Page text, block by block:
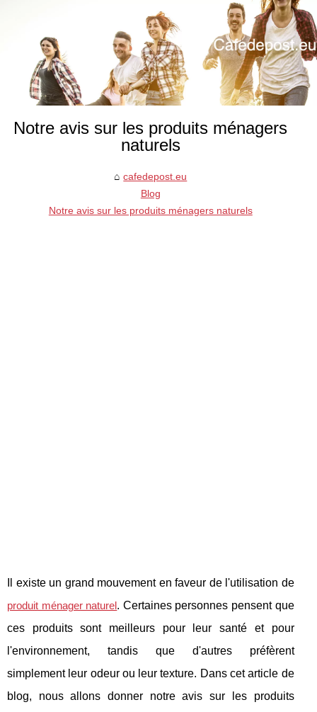
Notre avis sur les produits ménagers
naturels
cafedepost.eu
Blog
Notre avis sur les produits ménagers naturels
Il existe un grand mouvement en faveur de l'utilisation de
produit ménager naturel. Certaines personnes pensent que
ces produits sont meilleurs pour leur santé et pour
l'environnement, tandis que d'autres préfèrent
simplement leur odeur ou leur texture. Dans cet article de
blog, nous allons donner notre avis sur les produits